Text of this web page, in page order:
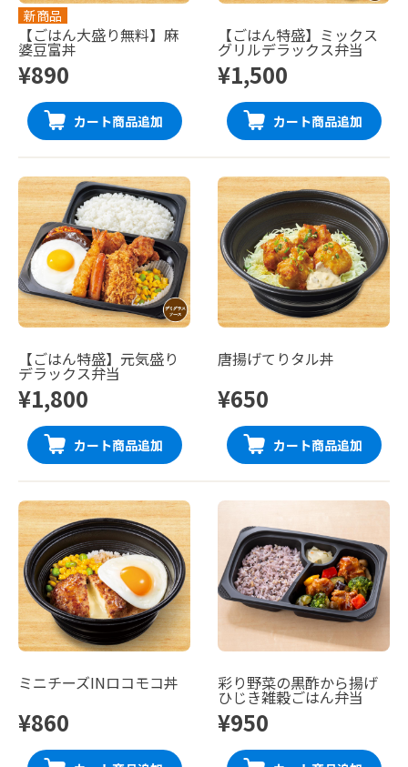
新商品
【ごはん大盛り無料】麻
婆豆富丼
¥890
カート商品追加
【ごはん特盛】ミックス
グリルデラックス弁当
¥1,500
カート商品追加
【ごはん特盛】元気盛り
デラックス弁当
¥1,800
カート商品追加
唐揚げてりタル丼
¥650
カート商品追加
ミニチーズINロコモコ丼
¥860
彩り野菜の黒酢から揚げ
ひじき雑穀ごはん弁当
¥950